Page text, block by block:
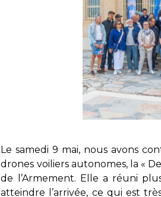
Le samedi 9 mai, nous avons
drones voiliers autonomes, la «
de l’Armement. Elle a réuni
atteindre l’arrivée, ce qui est